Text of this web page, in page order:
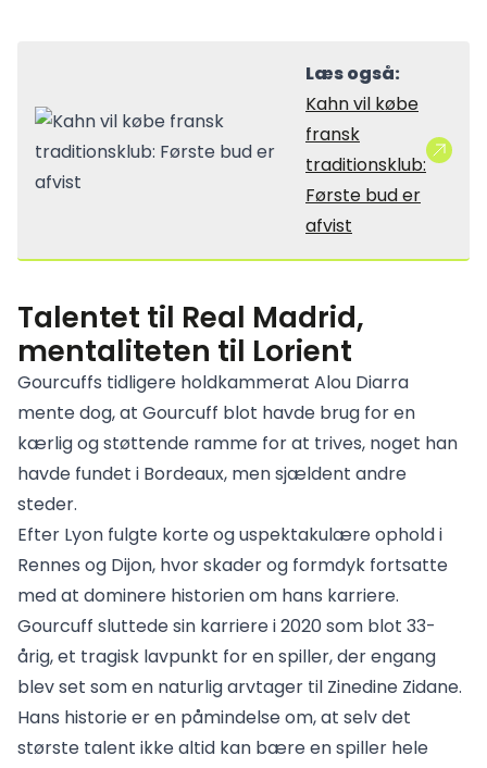
Læs også:
Kahn vil købe
fransk
traditionsklub:
Første bud er
afvist
Talentet til Real Madrid,
mentaliteten til Lorient
Gourcuffs tidligere holdkammerat Alou Diarra
mente dog, at Gourcuff blot havde brug for en
kærlig og støttende ramme for at trives, noget han
havde fundet i Bordeaux, men sjældent andre
steder.
Efter Lyon fulgte korte og uspektakulære ophold i
Rennes og Dijon, hvor skader og formdyk fortsatte
med at dominere historien om hans karriere.
Gourcuff sluttede sin karriere i 2020 som blot 33-
årig, et tragisk lavpunkt for en spiller, der engang
blev set som en naturlig arvtager til Zinedine Zidane.
Hans historie er en påmindelse om, at selv det
største talent ikke altid kan bære en spiller hele